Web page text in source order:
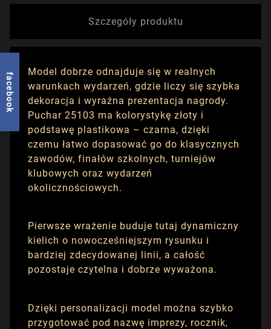
Szczegóły produktu
Model dobrze odnajduje się w realnych
warunkach wydarzeń, gdzie liczy się szybka
dekoracja i wyraźna prezentacja nagrody.
Puchar 25103 ma kolorystykę złoty i
podstawę plastikowa – czarna, dzięki
czemu łatwo dopasować go do klasycznych
zawodów, finałów szkolnych, turniejów
klubowych oraz wydarzeń
okolicznościowych.
Pierwsze wrażenie buduje tutaj dynamiczny
kielich o nowocześniejszym rysunku i
bardziej zdecydowanej linii, a całość
pozostaje czytelna i dobrze wyważona.
Dzięki personalizacji model można szybko
przygotować pod nazwę imprezy, rocznik,
facebook